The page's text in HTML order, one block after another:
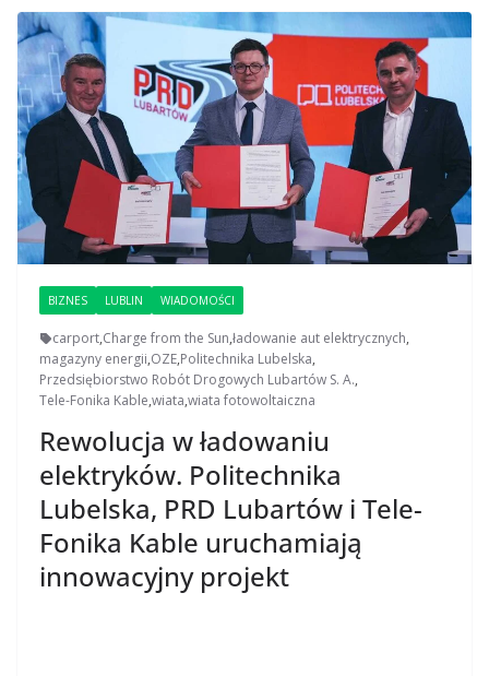
BIZNES LUBLIN WIADOMOŚCI
carport,Charge from the Sun,ładowanie aut elektrycznych,
magazyny energii,OZE,Politechnika Lubelska,
Przedsiębiorstwo Robót Drogowych Lubartów S. A.,
Tele-Fonika Kable,wiata,wiata fotowoltaiczna
Rewolucja w ładowaniu
elektryków. Politechnika
Lubelska, PRD Lubartów i Tele-
Fonika Kable uruchamiają
innowacyjny projekt